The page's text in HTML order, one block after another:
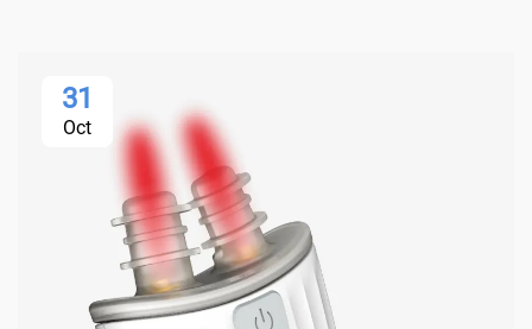
31
Oct